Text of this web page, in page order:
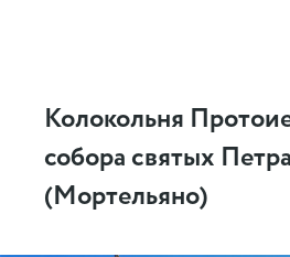
Колокольня
собора святых
(Мортельяно)